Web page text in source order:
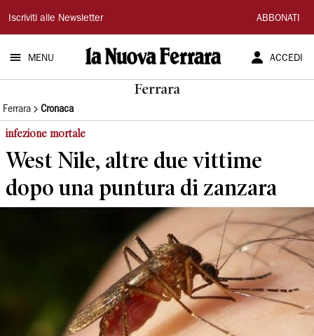
La
Nuova
Ferrara
Iscriviti alle Newsletter ABBONATI
MENU ACCEDI
Ferrara
Ferrara Cronaca
infezione mortale
West Nile, altre due vittime
dopo una puntura di zanzara